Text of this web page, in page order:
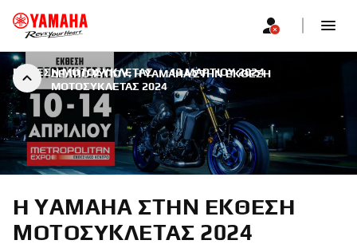
ΔΕΛΤΙΟ ΤΥΠΟΥ: Η YAMAHA ΣΤΗΝ ΈΚΘΕΣΗ
ΜΟΤΟΣΥΚΛΈΤΑΣ 2024
ΈΚΘΕΣΗ ΜΟΤΟΣΥΚΛΈΤΑΣ | 13 ΜΑΡΤΊΟΥ 2024
Η YAMAHA ΣΤΗΝ ΈΚΘΕΣΗ
ΜΟΤΟΣΥΚΛΈΤΑΣ 2024